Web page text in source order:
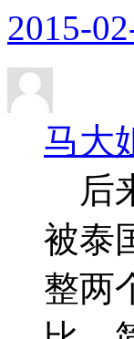
2015-
马大
后
被泰
整两